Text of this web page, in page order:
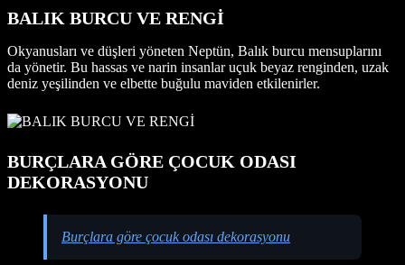
BALIK BURCU VE RENGİ
Okyanusları ve düşleri yöneten Neptün, Balık burcu mensuplarını
da yönetir. Bu hassas ve narin insanlar uçuk beyaz renginden, uzak
deniz yeşilinden ve elbette buğulu maviden etkilenirler.
BURÇLARA GÖRE ÇOCUK ODASI
DEKORASYONU
Burçlara göre çocuk odası dekorasyonu